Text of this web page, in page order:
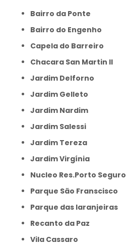
Bairro da Ponte
Bairro do Engenho
Capela do Barreiro
Chacara San Martin II
Jardim Delforno
Jardim Gelleto
Jardim Nardim
Jardim Salessi
Jardim Tereza
Jardim Virgínia
Nucleo Res.Porto Seguro
Parque São Franscisco
Parque das laranjeiras
Recanto da Paz
Vila Cassaro